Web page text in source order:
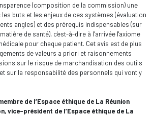
(composition de la commission) une
buts et les enjeux de ces systèmes (évaluation
angles) et des prérequis indispensables (sur
de santé), c'est-à-dire à l’arrivée l'axiome
pour chaque patient. Cet avis est de plus
de valeurs a priori et raisonnements
sur le risque de marchandisation des outils
sur la responsabilité des personnels qui vont y
de l’Espace éthique de La Réunion
vice-président de l’Espace éthique de La